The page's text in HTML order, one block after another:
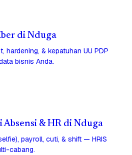
di Nduga
hardening, & kepatuhan UU PDP
bisnis Anda.
Absensi & HR di Nduga
payroll, cuti, & shift — HRIS
cabang.